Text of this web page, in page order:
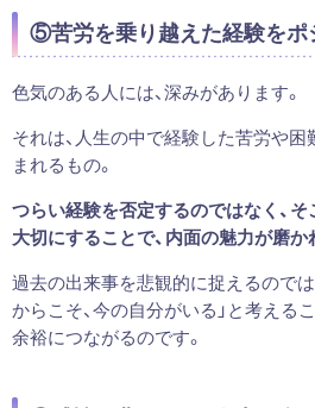
⑤苦労を乗り越えた経験をポ
色気のある人には、深みがあります。
それは、人生の中で経験した苦労や
まれるもの。
つらい経験を否定するのではなく、
大切にすることで、内面の魅力が磨か
過去の出来事を悲観的に捉えるのでは
からこそ、今の自分がいる」と考える
余裕につながるのです。